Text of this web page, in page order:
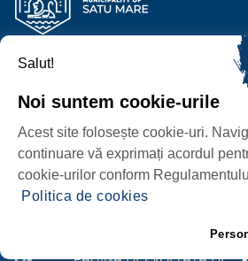
PROTECȚIA DATELOR
PRIMĂRIA
P-ȚA 25 OCTOMBRIE, NR. 1 CORP
Salut!
Noi suntem cookie-urile
Acest site folosește cookie-uri.
continuare vă exprimați acordul
cookie-urilor conform
Politica de cookies